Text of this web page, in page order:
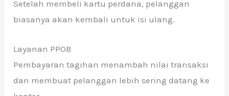
Setelah membeli kartu perdana, pelanggan
biasanya akan kembali untuk isi ulang.
Layanan PPOB
Pembayaran tagihan menambah nilai transaksi
dan membuat pelanggan lebih sering datang ke